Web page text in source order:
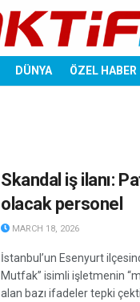
DÜNYA ÖZEL HABER
Skandal iş ilanı:
olacak personel
MARCH 18, 2026
İstanbul’un Esenyurt
Mutfak” isimli işletmenin
alan bazı ifadeler tepki